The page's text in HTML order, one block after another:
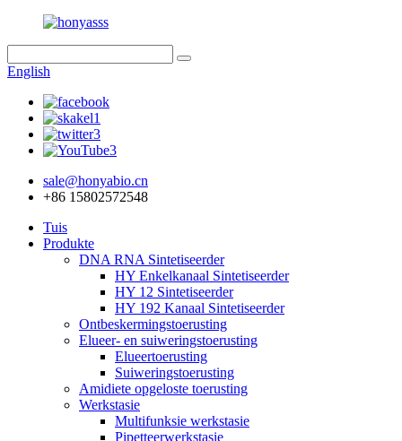
English
sale@honyabio.cn
+86 15802572548
Tuis
Produkte
DNA RNA Sintetiseerder
HY Enkelkanaal Sintetiseerder
HY 12 Sintetiseerder
HY 192 Kanaal Sintetiseerder
Ontbeskermingstoerusting
Elueer- en suiweringstoerusting
Elueertoerusting
Suiweringstoerusting
Amidiete opgeloste toerusting
Werkstasie
Multifunksie werkstasie
Pipetteerwerkstasie